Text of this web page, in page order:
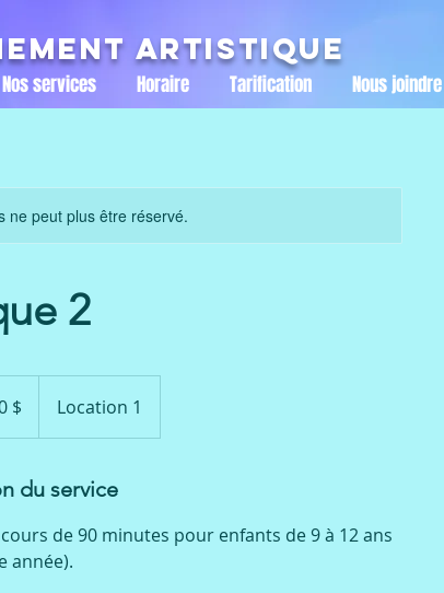
artistique
Nos services Horaire Tarification Nous joindre
ne peut plus être réservé.
2
$ Location 1
du service
de 90 minutes pour enfants de 9 à 12 ans
année).